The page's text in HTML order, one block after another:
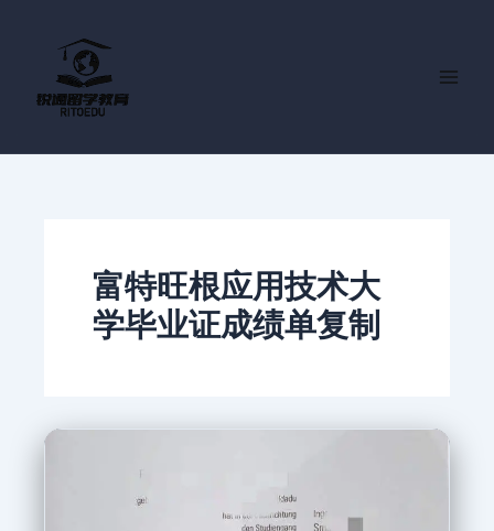
富特旺根应用技术大
学毕业证成绩单复制